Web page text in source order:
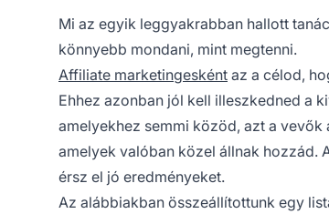
Mi az egyik leggyakrabban hallott
könnyebb mondani, mint megtenni.
Affiliate marketingesként az a célod,
Ehhez azonban jól kell illeszkedned a
amelyekhez semmi közöd, azt a
amelyek valóban közel állnak hozzád.
érsz el jó eredményeket.
Az alábbiakban összeállítottunk egy